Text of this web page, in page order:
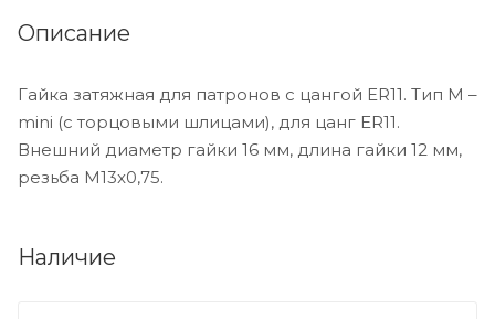
Описание
Гайка затяжная для патронов с цангой ER11. Тип M –
mini (с торцовыми шлицами), для цанг ER11.
Внешний диаметр гайки 16 мм, длина гайки 12 мм,
резьба M13x0,75.
Наличие